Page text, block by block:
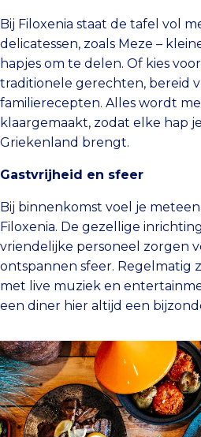
Bij Filoxenia staat de tafel vol
delicatessen, zoals Meze –
hapjes om te delen. Of kies
traditionele gerechten, bereid
familierecepten. Alles wordt
klaargemaakt, zodat elke hap
Griekenland brengt.
Gastvrijheid en sfeer
Bij binnenkomst voel je
Filoxenia. De gezellige
vriendelijke personeel zorgen
ontspannen sfeer. Regelmatig
met live muziek en
een diner hier altijd een